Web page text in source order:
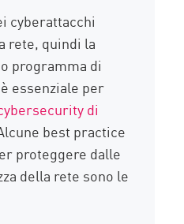
cyberattacchi
rete, quindi la
programma di
essenziale per
di
best practice
proteggere dalle
della rete sono le